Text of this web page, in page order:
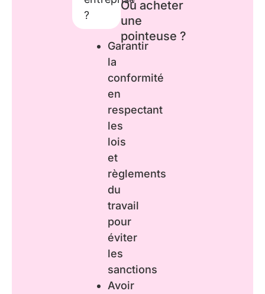
?
Garantir
la
conformité
en
respectant
les
lois
et
règlements
du
travail
pour
éviter
les
sanctions
Avoir
Où acheter
une
pointeuse ?